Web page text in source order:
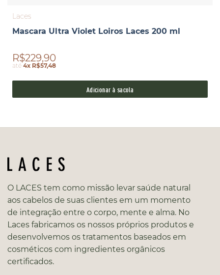
Laces
Mascara Ultra Violet Loiros Laces 200 ml
R$229,90
até4x R$57,48
Adicionar à sacola
O LACES tem como missão levar saúde natural
aos cabelos de suas clientes em um momento
de integração entre o corpo, mente e alma. No
Laces fabricamos os nossos próprios produtos e
desenvolvemos os tratamentos baseados em
cosméticos com ingredientes orgânicos
certificados.